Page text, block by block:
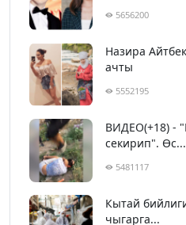
5656200
Назира
ачты
5552195
ВИДЕО(+18) -
секирип". Өс...
5481117
Кытай
чыгарга...